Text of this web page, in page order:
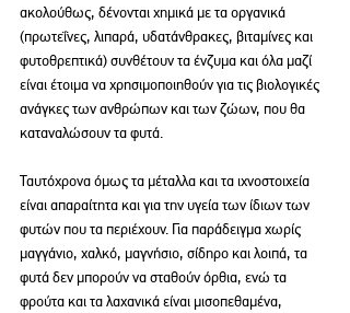
ακολούθως, δένονται χημικά με τα οργανικά
(πρωτεΐνες, λιπαρά, υδατάνθρακες, βιταμίνες και
φυτοθρεπτικά) συνθέτουν τα ένζυμα και όλα μαζί
είναι έτοιμα να χρησιμοποιηθούν για τις βιολογικές
ανάγκες των ανθρώπων και των ζώων, που θα
καταναλώσουν τα φυτά.
Ταυτόχρονα όμως τα μέταλλα και τα ιχνοστοιχεία
είναι απαραίτητα και για την υγεία των ίδιων των
φυτών που τα περιέχουν. Για παράδειγμα χωρίς
μαγγάνιο, χαλκό, μαγνήσιο, σίδηρο και λοιπά, τα
φυτά δεν μπορούν να σταθούν όρθια, ενώ τα
φρούτα και τα λαχανικά είναι μισοπεθαμένα,